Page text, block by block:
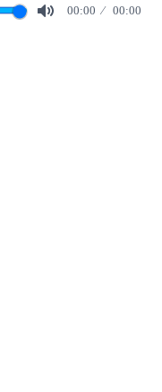
00:00 00:00